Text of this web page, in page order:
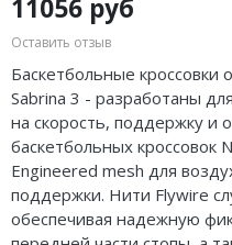
11056 руб
Оставить отзыв
Баскетбольные кроссовки
Sabrina 3 - разработаны
на скорость, поддержку и
баскетбольных кроссовок
Engineered mesh для
поддержки. Нити Flywire
обеспечивая надежную
Air Jordan 5
Air Jordan 6
Air Jordan 7
Air Jordan 10
Air Jordan 11
Nike Air Deldon
Nike Sabrina
Nike A’ja
Nike ST
Nike GT